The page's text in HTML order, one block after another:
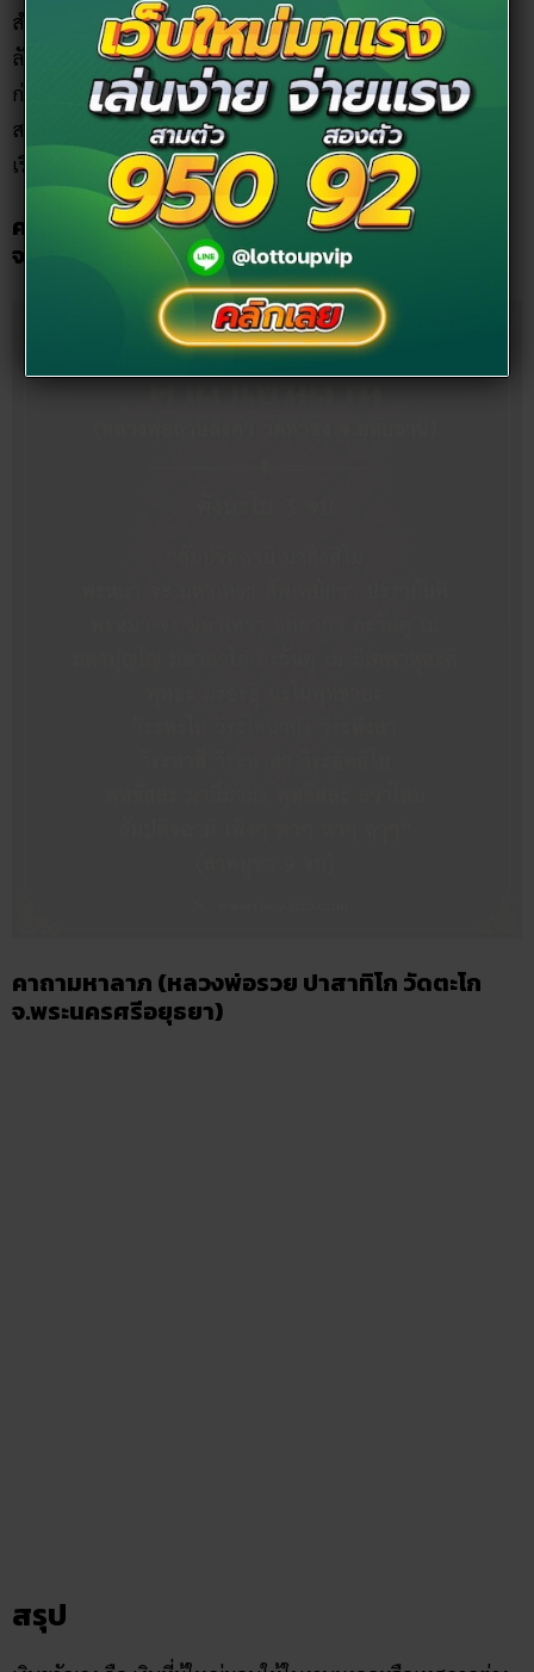
สำหรับใครที่อยากจะเสริมดวงการเงินให้ปังยิ่งขึ้น นอกจากเคล็ด
ลับการเก็บเงินขวัญถุง และฤกษ์ใส่เงินขวัญถุงตามวันเกิดแล้ว
ก่อนที่เราจะนำเงินเข้ากระเป๋าสตางค์ควรสร้างสติปัญญาและ
สมาธิ ด้วยการสวดมนต์อธิษฐาน ตาม“คาถาเรียกทรัพย์”
เรียกโชคลาภ ค้าขายร่ำรวย เงินทองไหลมา ดังต่อไปนี้
คาถาเงินล้าน (หลวงพ่อฤาษีลิงดำ วัดท่าซุง
จ.อุทัยธานี)
คาถามหาลาภ (หลวงพ่อรวย ปาสาทิโก วัดตะโก
จ.พระนครศรีอยุธยา)
สรุป